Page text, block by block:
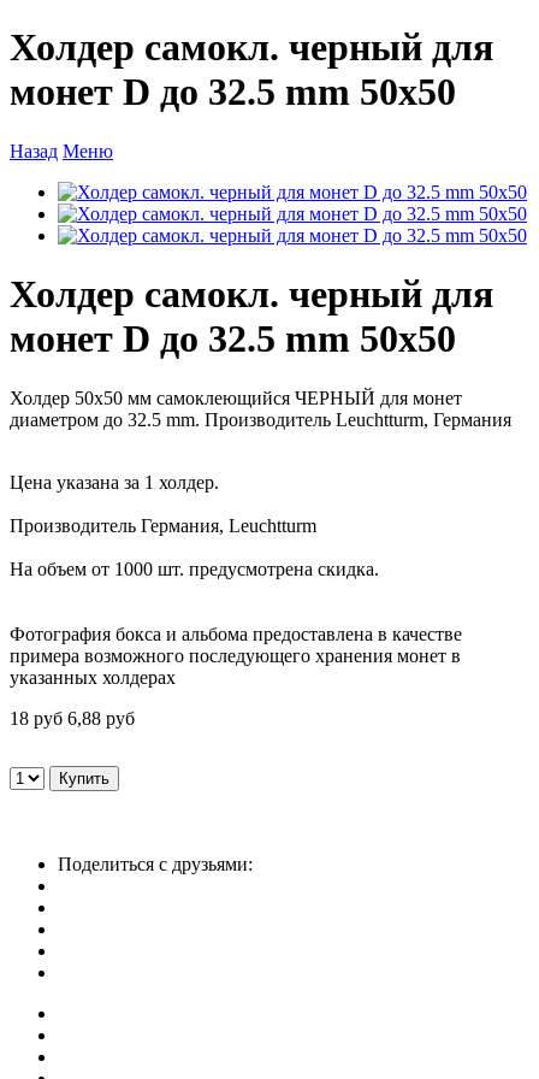
Холдер самокл. черный для
монет D до 32.5 mm 50х50
Назад Меню
Холдер самокл. черный для
монет D до 32.5 mm 50х50
Холдер 50х50 мм самоклеющийся ЧЕРНЫЙ для монет
диаметром до 32.5 mm. Производитель Leuchtturm, Германия
Цена указана за 1 холдер.
Производитель Германия, Leuchtturm
На объем от 1000 шт. предусмотрена скидка.
Фотография бокса и альбома предоставлена в качестве
примера возможного последующего хранения монет в
указанных холдерах
18 руб 6,88 руб
Поделиться с друзьями: